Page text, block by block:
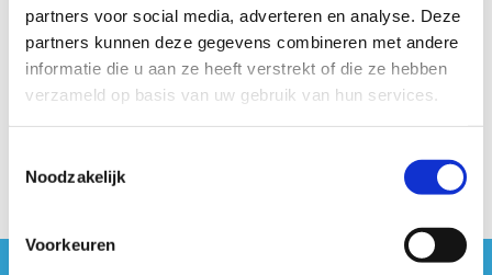
partners voor social media, adverteren en analyse. Deze
partners kunnen deze gegevens combineren met andere
informatie die u aan ze heeft verstrekt of die ze hebben
verzameld op basis van uw gebruik van hun services.
Noodzakelijk
Voorkeuren
Reserveer de zaal